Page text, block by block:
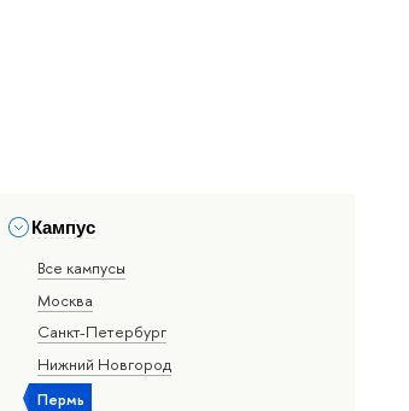
Кампус
Все кампусы
Москва
Санкт-Петербург
Нижний Новгород
Пермь